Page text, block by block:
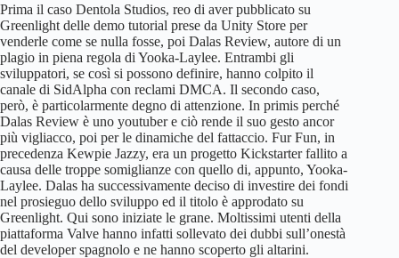
Prima il caso Dentola Studios, reo di aver pubblicato su
Greenlight delle demo tutorial prese da Unity Store per
venderle come se nulla fosse, poi Dalas Review, autore di un
plagio in piena regola di Yooka-Laylee. Entrambi gli
sviluppatori, se così si possono definire, hanno colpito il
canale di SidAlpha con reclami DMCA. Il secondo caso,
però, è particolarmente degno di attenzione. In primis perché
Dalas Review è uno youtuber e ciò rende il suo gesto ancor
più vigliacco, poi per le dinamiche del fattaccio. Fur Fun, in
precedenza Kewpie Jazzy, era un progetto Kickstarter fallito a
causa delle troppe somiglianze con quello di, appunto, Yooka-
Laylee. Dalas ha successivamente deciso di investire dei fondi
nel prosieguo dello sviluppo ed il titolo è approdato su
Greenlight. Qui sono iniziate le grane. Moltissimi utenti della
piattaforma Valve hanno infatti sollevato dei dubbi sull’onestà
del developer spagnolo e ne hanno scoperto gli altarini.